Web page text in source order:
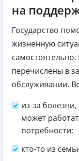
на
Государство
жизненную
перечислены в
обслуживании.
из-за
может
потребности;
кто-то из